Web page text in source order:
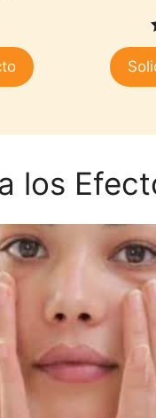
es:
$15,000.
los